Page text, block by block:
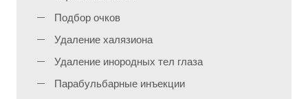
Подбор очков
Удаление халязиона
Удаление инородных тел глаза
Парабульбарные инъекции